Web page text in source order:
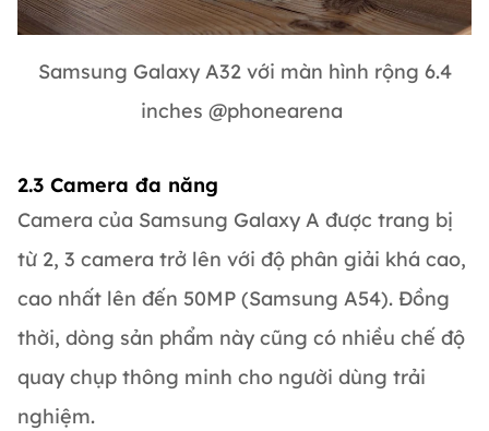
Samsung Galaxy A32 với màn hình rộng 6.4
inches @phonearena
2.3 Camera đa năng
Camera của Samsung Galaxy A được trang bị
từ 2, 3 camera trở lên với độ phân giải khá cao,
cao nhất lên đến 50MP (Samsung A54). Đồng
thời, dòng sản phẩm này cũng có nhiều chế độ
quay chụp thông minh cho người dùng trải
nghiệm.